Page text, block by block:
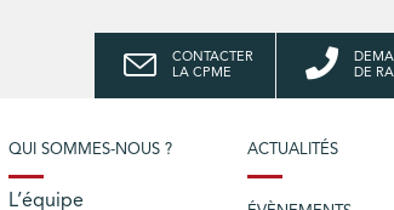
CONTACTER
LA CPME
DE
QUI SOMMES-NOUS ?
L’équipe
ACTUALITÉS